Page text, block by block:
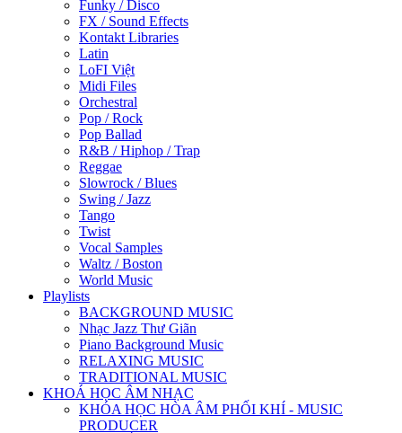
Funky / Disco
FX / Sound Effects
Kontakt Libraries
Latin
LoFI Việt
Midi Files
Orchestral
Pop / Rock
Pop Ballad
R&B / Hiphop / Trap
Reggae
Slowrock / Blues
Swing / Jazz
Tango
Twist
Vocal Samples
Waltz / Boston
World Music
Playlists
BACKGROUND MUSIC
Nhạc Jazz Thư Giãn
Piano Background Music
RELAXING MUSIC
TRADITIONAL MUSIC
KHOÁ HỌC ÂM NHẠC
KHÓA HỌC HÒA ÂM PHỐI KHÍ - MUSIC
PRODUCER